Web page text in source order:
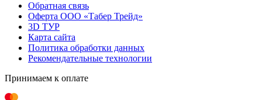
Обратная связь
Оферта ООО «Табер Трейд»
3D ТУР
Карта сайта
Политика обработки данных
Рекомендательные технологии
Принимаем к оплате